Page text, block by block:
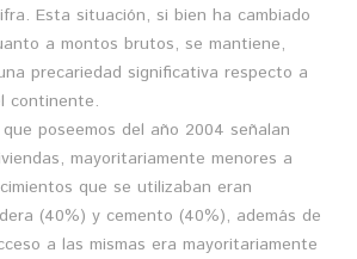
Esta situación, si bien ha cambiado
a montos brutos, se mantiene,
precariedad significativa respecto a
continente.
poseemos del año 2004 señalan
mayoritariamente menores a
que se utilizaban eran
(40%) y cemento (40%), además de
a las mismas era mayoritariamente